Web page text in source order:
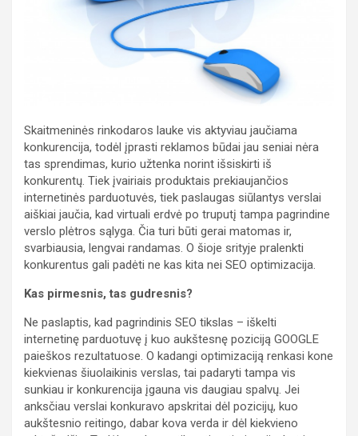
Skaitmeninės rinkodaros lauke vis aktyviau jaučiama
konkurencija, todėl įprasti reklamos būdai jau seniai nėra
tas sprendimas, kurio užtenka norint išsiskirti iš
konkurentų. Tiek įvairiais produktais prekiaujančios
internetinės parduotuvės, tiek paslaugas siūlantys verslai
aiškiai jaučia, kad virtuali erdvė po truputį tampa pagrindine
verslo plėtros sąlyga. Čia turi būti gerai matomas ir,
svarbiausia, lengvai randamas. O šioje srityje pralenkti
konkurentus gali padėti ne kas kita nei SEO optimizacija.
Kas pirmesnis, tas gudresnis?
Ne paslaptis, kad pagrindinis SEO tikslas – iškelti
internetinę parduotuvę į kuo aukštesnę poziciją GOOGLE
paieškos rezultatuose. O kadangi optimizaciją renkasi kone
kiekvienas šiuolaikinis verslas, tai padaryti tampa vis
sunkiau ir konkurencija įgauna vis daugiau spalvų. Jei
anksčiau verslai konkuravo apskritai dėl pozicijų, kuo
aukštesnio reitingo, dabar kova verda ir dėl kiekvieno